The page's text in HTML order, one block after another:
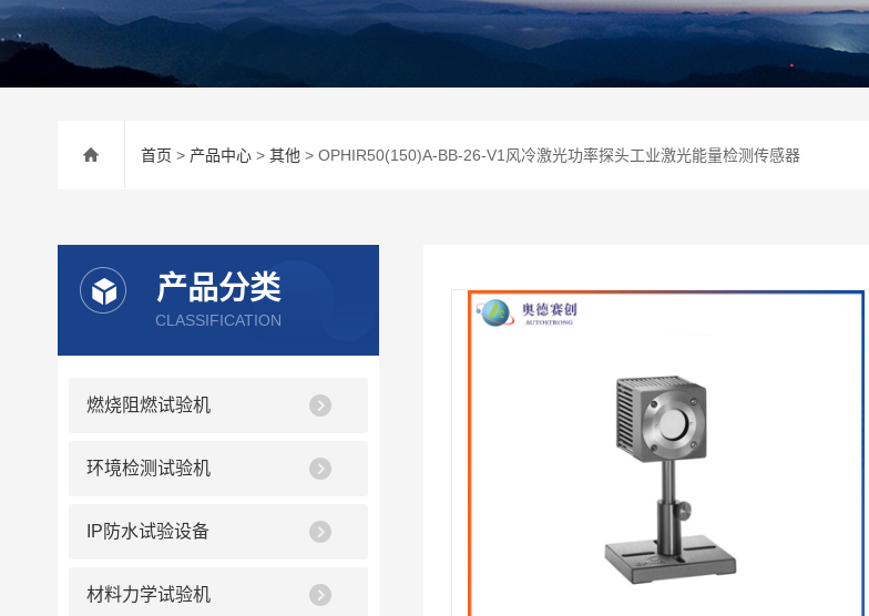
首页 > 产品中心 > 其他 > OPHIR50(150)A-BB-26-V1风冷激光功率探头工业激光能量检测传感器
产品分类
CLASSIFICATION
燃烧阻燃试验机
环境检测试验机
IP防水试验设备
材料力学试验机